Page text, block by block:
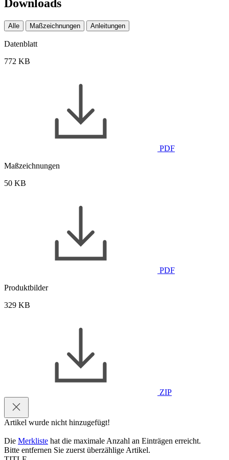
Downloads
Alle Maßzeichnungen Anleitungen
Datenblatt
772 KB
PDF
Maßzeichnungen
50 KB
PDF
Produktbilder
329 KB
ZIP
Artikel wurde nicht hinzugefügt!
Die Merkliste hat die maximale Anzahl an Einträgen erreicht.
Bitte entfernen Sie zuerst überzählige Artikel.